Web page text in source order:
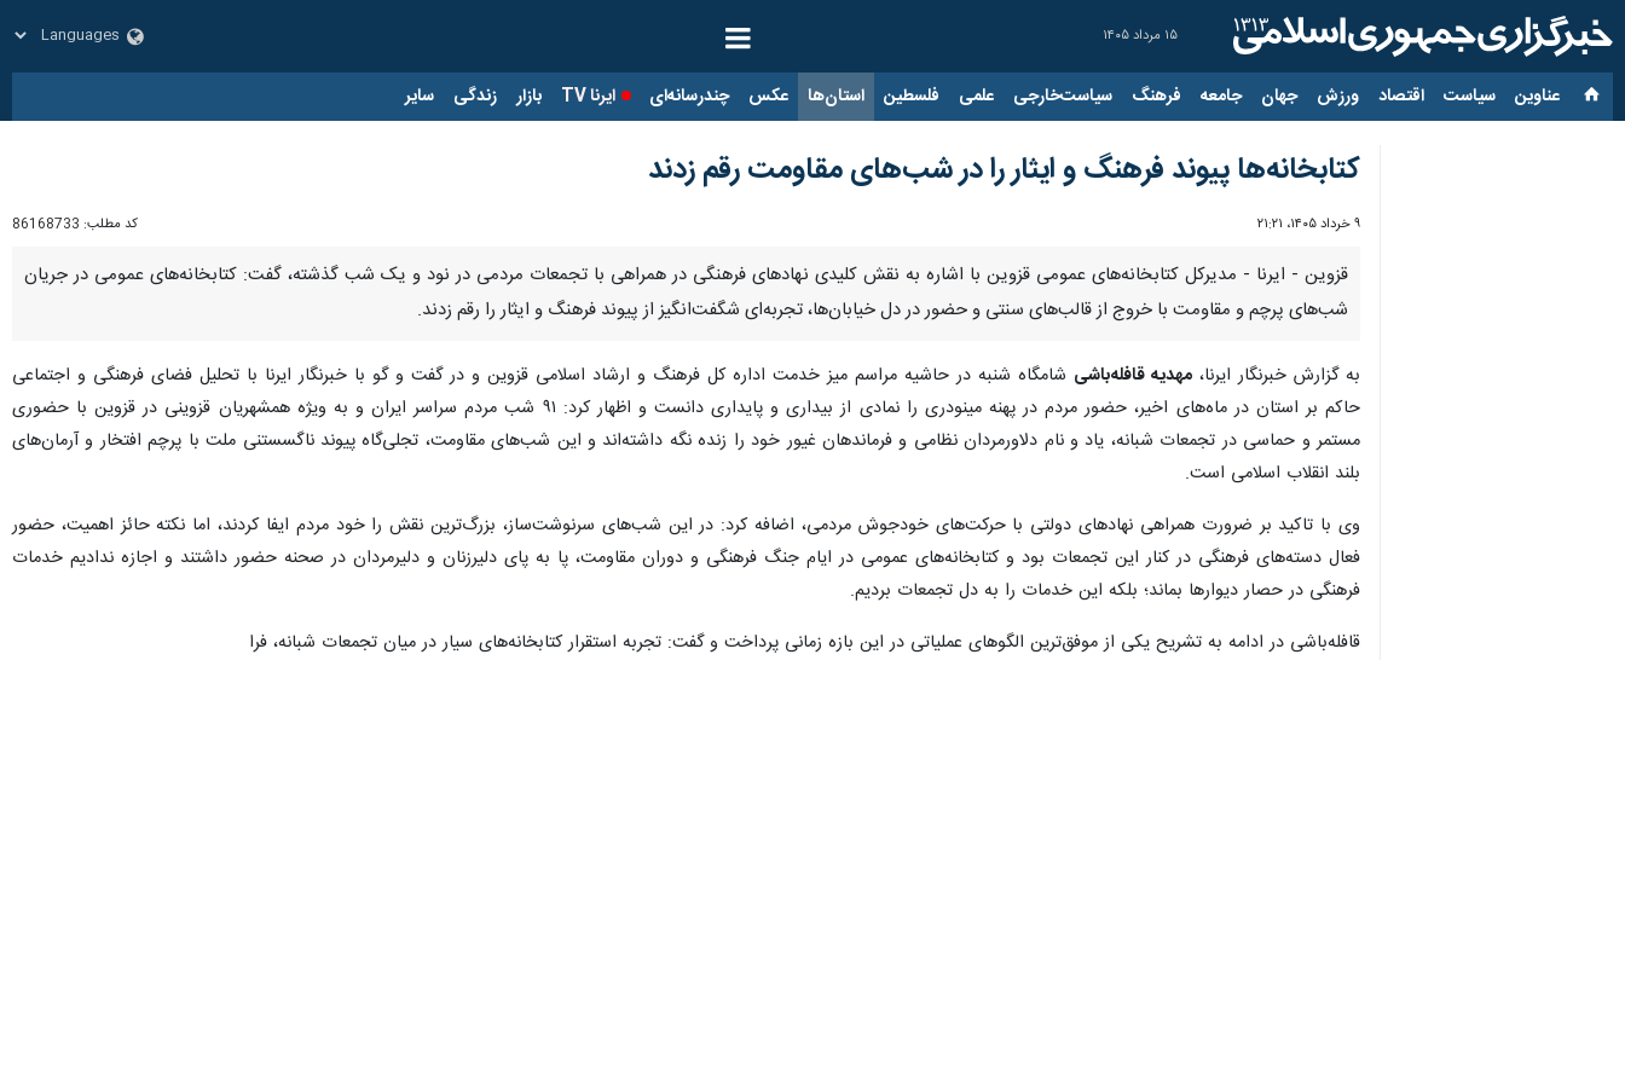
۱۵ مرداد ۱۴۰۵
عناوین‌ سیاست اقتصاد ورزش جهان جامعه فرهنگ سیاست‌خارجی علمی فلسطین استان‌ها عکس چندرسانه‌ای ایرنا TV بازار زندگی سایر
کتابخانه‌ها پیوند فرهنگ و ایثار را در شب‌های مقاومت رقم زدند
۹ خرداد ۱۴۰۵، ۲۱:۲۱ کد مطلب: 86168733
قزوین - ایرنا - مدیرکل کتابخانه‌های عمومی قزوین با اشاره به نقش کلیدی نهادهای فرهنگی در همراهی با تجمعات مردمی در نود و یک شب گذشته، گفت: کتابخانه‌های عمومی در جریان
شب‌های پرچم و مقاومت با خروج از قالب‌های سنتی و حضور در دل خیابان‌ها، تجربه‌ای شگفت‌انگیز از پیوند فرهنگ و ایثار را رقم زدند.
به گزارش خبرنگار ایرنا، مهدیه قافله‌باشی شامگاه شنبه در حاشیه مراسم میز خدمت اداره کل فرهنگ و ارشاد اسلامی قزوین و در گفت و گو با خبرنگار ایرنا با تحلیل فضای فرهنگی و اجتماعی
حاکم بر استان در ماه‌های اخیر، حضور مردم در پهنه مینودری را نمادی از بیداری و پایداری دانست و اظهار کرد: ۹۱ شب مردم سراسر ایران و به ویژه همشهریان قزوینی در قزوین با حضوری
مستمر و حماسی در تجمعات شبانه، یاد و نام دلاورمردان نظامی و فرماندهان غیور خود را زنده نگه داشته‌اند و این شب‌های مقاومت، تجلی‌گاه پیوند ناگسستنی ملت با پرچم افتخار و آرمان‌های
بلند انقلاب اسلامی است.
وی با تاکید بر ضرورت همراهی نهادهای دولتی با حرکت‌های خودجوش مردمی، اضافه کرد: در این شب‌های سرنوشت‌ساز، بزرگ‌ترین نقش را خود مردم ایفا کردند، اما نکته حائز اهمیت، حضور
فعال دسته‌های فرهنگی در کنار این تجمعات بود و کتابخانه‌های عمومی در ایام جنگ فرهنگی و دوران مقاومت، پا به پای دلیرزنان و دلیرمردان در صحنه حضور داشتند و اجازه ندادیم خدمات
فرهنگی در حصار دیوارها بماند؛ بلکه این خدمات را به دل تجمعات بردیم.
قافله‌باشی در ادامه به تشریح یکی از موفق‌ترین الگوهای عملیاتی در این بازه زمانی پرداخت و گفت: تجربه استقرار کتابخانه‌های سیار در میان تجمعات شبانه، فراتر از انتظارات ما ظاهر شد و